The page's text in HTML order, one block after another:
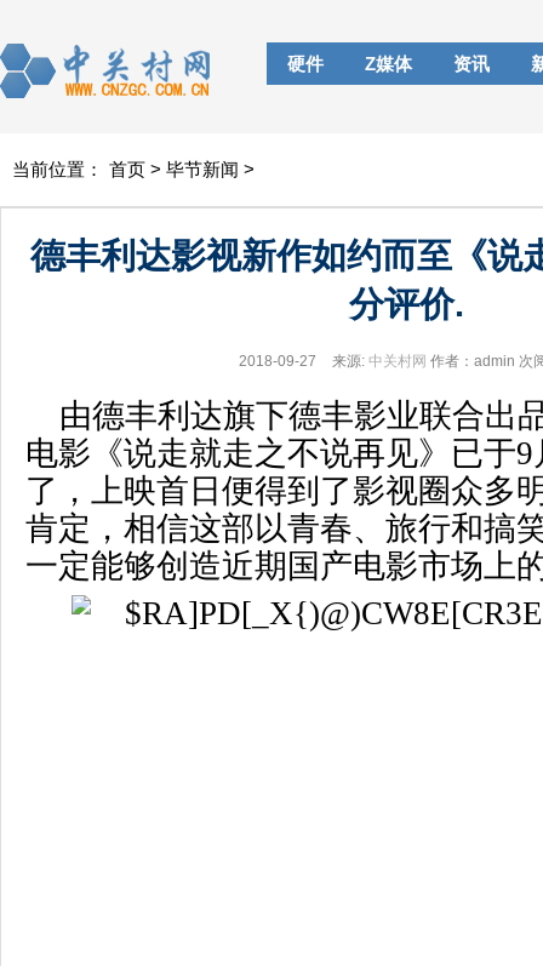
硬件 Z媒体 资讯
当前位置： 首页 > 毕节新闻 >
德丰利达影视新作如约而至《说
分评价.
2018-09-27 来源: 中关村网 作者：admin 次
由德丰利达旗下德丰影业联合出
电影《说走就走之不说再见》已于9
了，上映首日便得到了影视圈众多
肯定，相信这部以青春、旅行和搞
一定能够创造近期国产电影市场上